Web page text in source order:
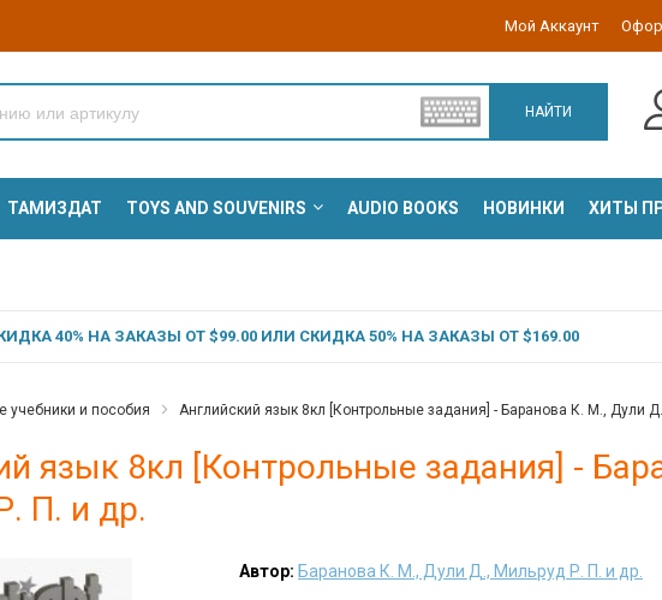
Мой Аккаунт
НАЙТИ
ТАМИЗДАТ TOYS AND SOUVENIRS AUDIO BOOKS НОВИНКИ ХИТЫ
40% НА ЗАКАЗЫ ОТ $99.00 ИЛИ СКИДКА 50% НА ЗАКАЗЫ ОТ $169.00
учебники и пособия Английский язык 8кл [Контрольные задания] - Баранова К. М., Дули
язык 8кл [Контрольные задания] -
П. и др.
Автор: Баранова К. М., Дули Д., Мильруд Р. П. и др.